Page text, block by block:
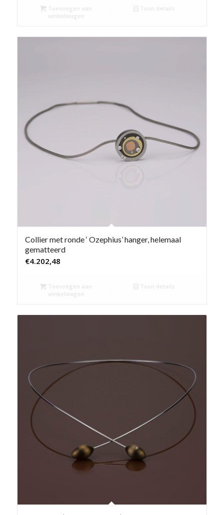
Toevoegen aan
winkelwagen
Toon details
Collier met ronde ‘ Ozephius’ hanger, helemaal
gematteerd
€4.202,48
Toevoegen aan
winkelwagen
Toon details